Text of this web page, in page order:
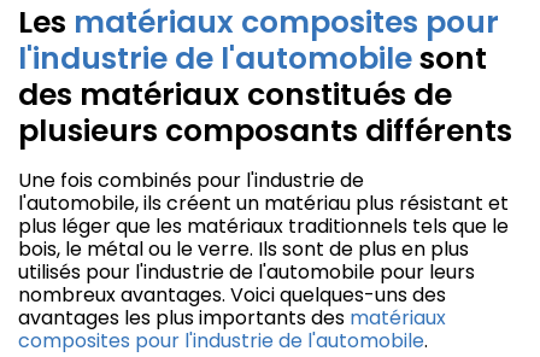
Les matériaux composites pour
l'industrie de l'automobilesont
des matériaux constitués de
plusieurs composants différents
Une fois combinés pour l'industrie de
l'automobile, ils créent un matériau plus résistant et
plus léger que les matériaux traditionnels tels que le
bois, le métal ou le verre. Ils sont de plus en plus
utilisés pour l'industrie de l'automobile pour leurs
nombreux avantages. Voici quelques-uns des
avantages les plus importants des matériaux
composites pour l'industrie de l'automobile.